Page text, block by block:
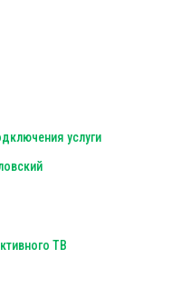
услуги
ТВ